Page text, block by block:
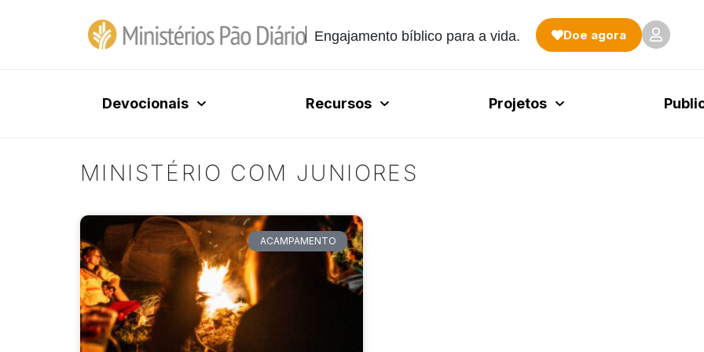
Engajamento bíblico para a vida. Doe agora
Devocionais Recursos Projetos
MINISTÉRIO COM JUNIORES
ACAMPAMENTO